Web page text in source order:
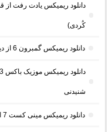
دانلود ریمیکس یادت رفت از
کُردی)
دانلود ریمیکس گمبرون 6 از دیجی 4A (ریمیکس طولانی شاد بندری جنوبی)
شنیدنی
دانلود ریمیکس مینی کست 7 از دیجی مهراس